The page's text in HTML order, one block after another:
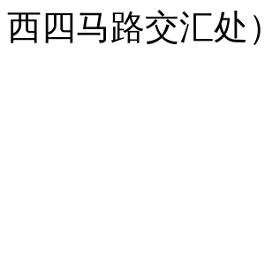
西四马路交汇处）